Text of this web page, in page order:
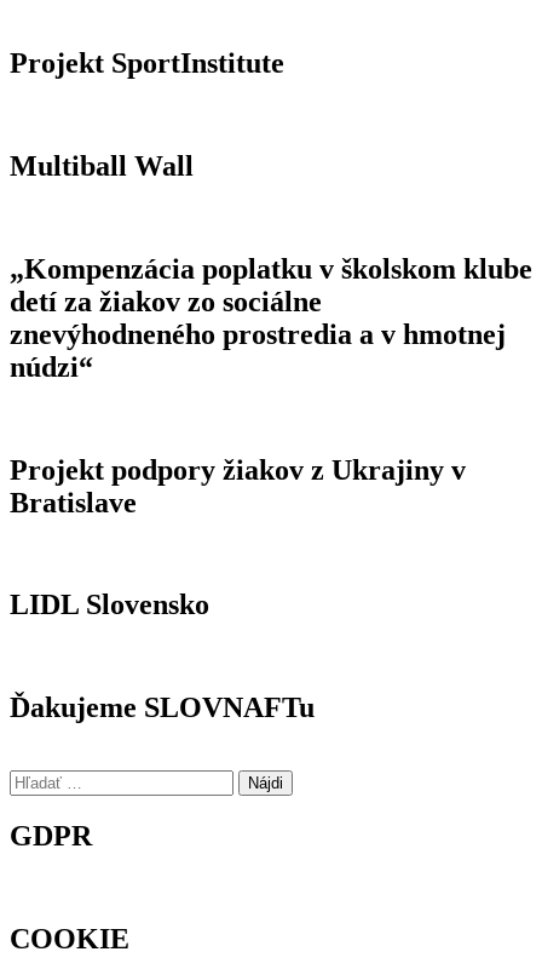
Projekt SportInstitute
Multiball Wall
„Kompenzácia poplatku v školskom klube
detí za žiakov zo sociálne
znevýhodneného prostredia a v hmotnej
núdzi“
Projekt podpory žiakov z Ukrajiny v
Bratislave
LIDL Slovensko
Ďakujeme SLOVNAFTu
Hľadať:
GDPR
COOKIE